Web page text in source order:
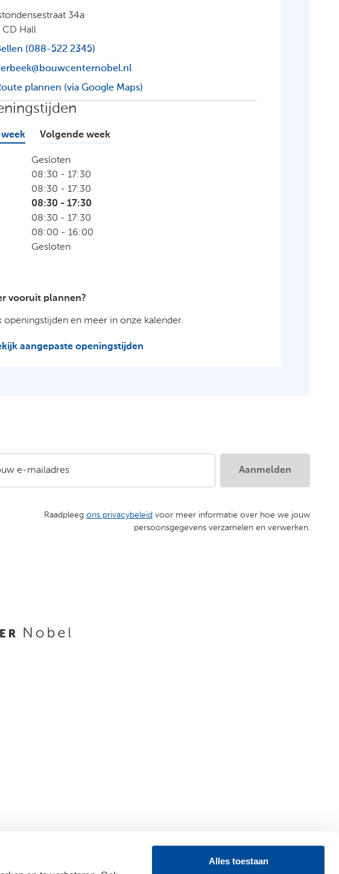
Alles toestaan
34a
Hall
(088-522 2345)
plannen (via Google Maps)
week Volgende week
Gesloten
08:30 - 17:30
08:30 - 17:30
08:30 - 17:30
08:30 - 17:30
08:00 - 16:00
Gesloten
vooruit plannen?
openingstijden en meer in onze kalender.
aangepaste openingstijden
e-mailadres
Raadpleeg ons privacybeleid voor meer informatie over hoe we jouw
persoonsgegevens verzamelen en verwerken.
Aanmelden